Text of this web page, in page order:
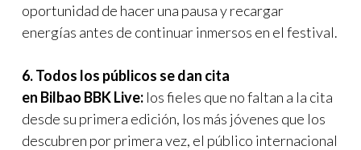
oportunidad de hacer una pausa y recargar
energías antes de continuar inmersos en el festival.
6. Todos los públicos se dan cita
en Bilbao BBK Live: los fieles que no faltan a la cita
desde su primera edición, los más jóvenes que los
descubren por primera vez, el público internacional